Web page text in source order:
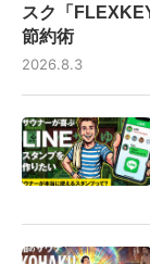
スク「
節約術
2026.8.3